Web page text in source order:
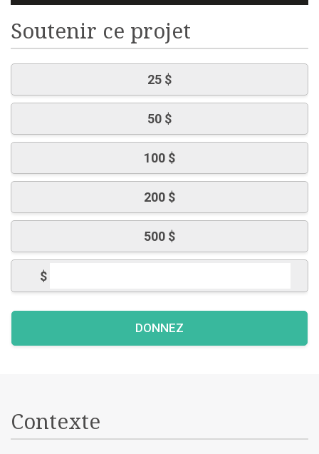
Soutenir ce projet
25 $
50 $
100 $
200 $
500 $
$
Contexte